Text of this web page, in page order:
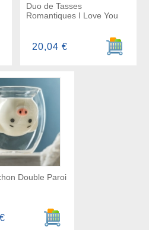
au panier
Duo de Tasses
Romantiques I Love You
Ajouter
20,04 €
Double Paroi
Ajouter au panier